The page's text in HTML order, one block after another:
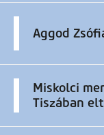
Aggod
Miskolci
Tiszában